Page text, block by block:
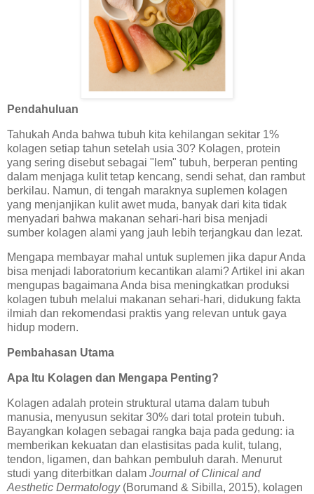
Pendahuluan
Tahukah Anda bahwa tubuh kita kehilangan sekitar 1%
kolagen setiap tahun setelah usia 30? Kolagen, protein
yang sering disebut sebagai "lem" tubuh, berperan penting
dalam menjaga kulit tetap kencang, sendi sehat, dan rambut
berkilau. Namun, di tengah maraknya suplemen kolagen
yang menjanjikan kulit awet muda, banyak dari kita tidak
menyadari bahwa makanan sehari-hari bisa menjadi
sumber kolagen alami yang jauh lebih terjangkau dan lezat.
Mengapa membayar mahal untuk suplemen jika dapur Anda
bisa menjadi laboratorium kecantikan alami? Artikel ini akan
mengupas bagaimana Anda bisa meningkatkan produksi
kolagen tubuh melalui makanan sehari-hari, didukung fakta
ilmiah dan rekomendasi praktis yang relevan untuk gaya
hidup modern.
Pembahasan Utama
Apa Itu Kolagen dan Mengapa Penting?
Kolagen adalah protein struktural utama dalam tubuh
manusia, menyusun sekitar 30% dari total protein tubuh.
Bayangkan kolagen sebagai rangka baja pada gedung: ia
memberikan kekuatan dan elastisitas pada kulit, tulang,
tendon, ligamen, dan bahkan pembuluh darah. Menurut
studi yang diterbitkan dalam Journal of Clinical and
Aesthetic Dermatology(Borumand & Sibilla, 2015), kolagen